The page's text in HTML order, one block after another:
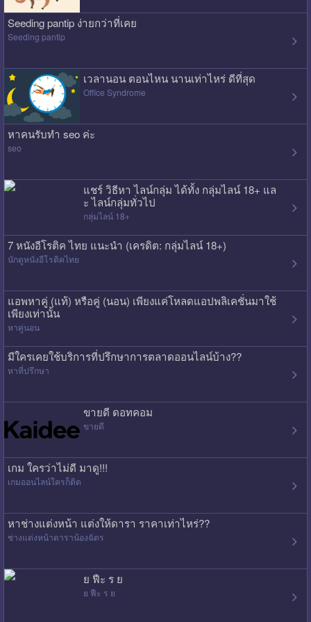
Seeding pantip ง่ายกว่าที่เคย
Seeding pantip
เวลานอน ตอนไหน นานเท่าไหร่ ดีที่สุด
Office Syndrome
หาคนรับทำ seo ค่ะ
seo
แชร์ วิธีหา ไลน์กลุ่ม ได้ทั้ง กลุ่มไลน์ 18+ แล
ะ ไลน์กลุ่มทั่วไป
กลุ่มไลน์ 18+
7 หนังอีโรติค ไทย แนะนำ (เครดิต: กลุ่มไลน์ 18+)
นักดูหนังอีโรติคไทย
แอพหาคู่ (แท้) หรือคู่ (นอน) เพียงแค่โหลดแอปพลิเคชั่นมาใช้
เพียงเท่านั้น
หาคู่นอน
มีใครเคยใช้บริการที่ปรึกษาการตลาดออนไลน์บ้าง??
หาที่ปรึกษา
ขายดี ดอทคอม
ขายดี
เกม ใครว่าไม่ดี มาดู!!!
เกมออนไลน์ใครก็ติด
หาช่างแต่งหน้า แต่งให้ดารา ราคาเท่าไหร่??
ช่างแต่งหน้าดาราน้องฉัตร
ย ฟืะ ร ย
ย ฟืะ ร ย